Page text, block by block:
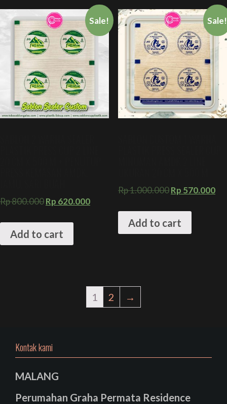
Sale!
Rp800.000Rp 620.000
Add to cart
Sale!
Rp1.000.000Rp 570.000
Add to cart
1 2 →
Kontak kami
MALANG
Perumahan Graha Permata Residence